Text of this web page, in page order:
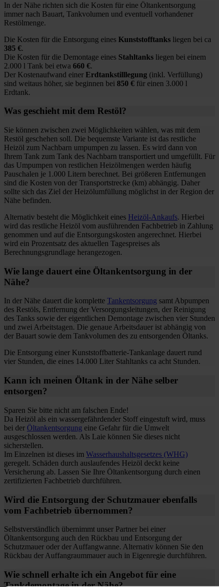
In der Nähe richten sich die Kosten für eine Öltankentsorgung
immer nach Bauart, Tankvolumen und eventuell vorhandener
Restölmenge.
Die Kosten für die Entsorgung eines Kunststofftanks liegen bei ca
385 €.
Die Kosten für die Demontage eines Stahltanks liegen bei einem
2.000 l Tank bei etwa 660 €.
Der Kostenaufwand einer Erdtankstilllegung (inkl. Verfüllung)
sind weitaus höher, sie beginnen bei 850 € für einen 3.000 l
Erdtank.
Was geschieht mit dem Restöl?
Sie können zwischen zwei Möglichkeiten wählen, was mit dem
Restöl geschehen soll. Die bequemste Variante ist das restliche
Heizöl zum Nachbarn umpumpen zu lassen. Es wird dann von
Ihrem Tank zum Tank des Nachbarn transportiert und umgefüllt. Für
das Umpumpen von restlichen Heizölmengen werden häufig
Pauschalen je 1.000 Litern berechnet. Bei größeren Entfernungen
sind die Kosten von der Transportstrecke (km) abhängig. Daher
sollte sich das Ziel der Heizölumfüllung möglichst in der Region der
Nähe befinden.
Alternativ besteht die Möglichkeit eines Heizöl-Ankaufs. Hierbei
wird das restliche Heizöl vom ausführenden Fachbetrieb in Zahlung
genommen und auf die Entsorgungskosten angerechnet. Hierbei
wird ein Prozentsatz des aktuellen Tagespreises als
Berechnungsgrundlage herangezogen.
Wie lange dauert eine Öltankentsorgung in der
Nähe?
In der Nähe dauert die komplette Tankentsorgung samt Abpumpen
des Restöls, Entfernung der Versorgungsleitungen, der Reinigung
des Tanks sowie der eigentlichen Demontage zwischen vier Stunden
und zwei Arbeitstagen. Die genaue Arbeitsdauer ist abhängig von
der Bauart sowie dem Tankvolumen des zu entsorgenden Öltanks.
Die Entsorgung einer Kunststoffbatterie-Tankanlage dauert rund
vier Stunden, die eines 14.000 Liter Stahltanks ca acht Stunden.
Kann ich meinen Öltank in der Nähe selber
entsorgen?
Sparen Sie bitte nicht am falschen Ende!
Da Heizöl als ein wassergefährdender Stoff eingestuft wird, muss
bei der Öltankentsorgung eine Gefahr für die Umwelt
ausgeschlossen werden. Als Laie können Sie dieses nicht
sicherstellen.
Im Einzelnen ist dieses im Wasserhaushaltsgesetzes (WHG)
geregelt. Schäden durch auslaufendes Heizöl deckt keine
Versicherung ab. Lassen Sie Ihre Öltankentsorgung durch einen
zertifizierten Fachbetrieb durchführen.
Wird die Entsorgung der Schutzmauer ebenfalls
vom Fachbetrieb übernommen?
Selbstverständlich übernimmt unser Partner bei einer
Öltankentsorgung auch den Rückbau und Entsorgung der
Schutzmauer oder der Auffangwanne. Alternativ können Sie den
Rückbau der Auffangraummauer auch in Eigenregie durchführen.
Wie schnell erhalte ich ein Angebot für eine